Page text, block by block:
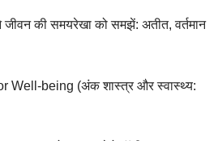
की समयरेखा को समझें: अतीत, वर्तमान
Well-being (अंक शास्त्र और स्वास्थ्य: